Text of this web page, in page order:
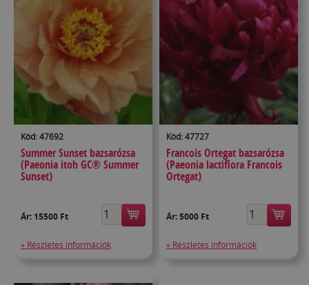
Kód: 47692
Summer Sunset bazsarózsa
(Paeonia itoh GC® Summer
Sunset)
Ár: 15500 Ft
» Részletes információk
Kód: 47727
Francois Ortegat bazsarózsa
(Paeonia lactiflora Francois
Ortegat)
Ár:5000 Ft
» Részletes információk